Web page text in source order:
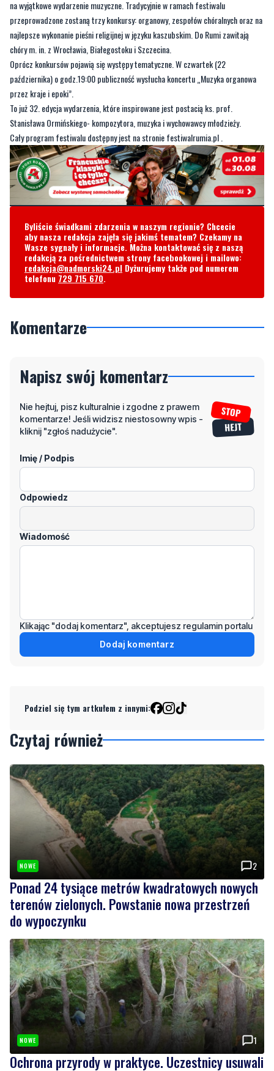
na wyjątkowe wydarzenie muzyczne. Tradycyjnie w ramach festiwalu
przeprowadzone zostaną trzy konkursy: organowy, zespołów chóralnych oraz na
najlepsze wykonanie pieśni religijnej w języku kaszubskim. Do Rumi zawitają
chóry m. in. z Wrocławia, Białegostoku i Szczecina.
Oprócz konkursów pojawią się występy tematyczne. W czwartek (22
października) o godz.19:00 publiczność wysłucha koncertu „Muzyka organowa
przez kraje i epoki”.
To już 32. edycja wydarzenia, które inspirowane jest postacią ks. prof.
Stanisława Ormińskiego- kompozytora, muzyka i wychowawcy młodzieży.
Cały program festiwalu dostępny jest na stronie festiwalrumia.pl .
Byliście świadkami zdarzenia w naszym regionie? Chcecie
aby nasza redakcja zajęła się jakimś tematem? Czekamy na
Wasze sygnały i informacje. Można kontaktować się z naszą
redakcją za pośrednictwem strony facebookowej i mailowo:
redakcja@nadmorski24.pl Dyżurujemy także pod numerem
telefonu 729 715 670.
Komentarze
Napisz swój komentarz
Nie hejtuj, pisz kulturalnie i zgodne z prawem
komentarze! Jeśli widzisz niestosowny wpis -
kliknij "zgłoś nadużycie".
Imię / Podpis
Odpowiedz
Wiadomość
Klikając "dodaj komentarz", akceptujesz regulamin portalu
Dodaj komentarz
Podziel się tym artkułem z innymi:
Czytaj również
NOWE 2
Ponad 24 tysiące metrów kwadratowych nowych
terenów zielonych. Powstanie nowa przestrzeń
do wypoczynku
NOWE 1
Ochrona przyrody w praktyce. Uczestnicy usuwali